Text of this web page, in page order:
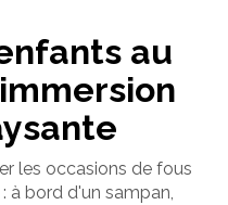
au
les occasions de fous
à bord d'un sampan,